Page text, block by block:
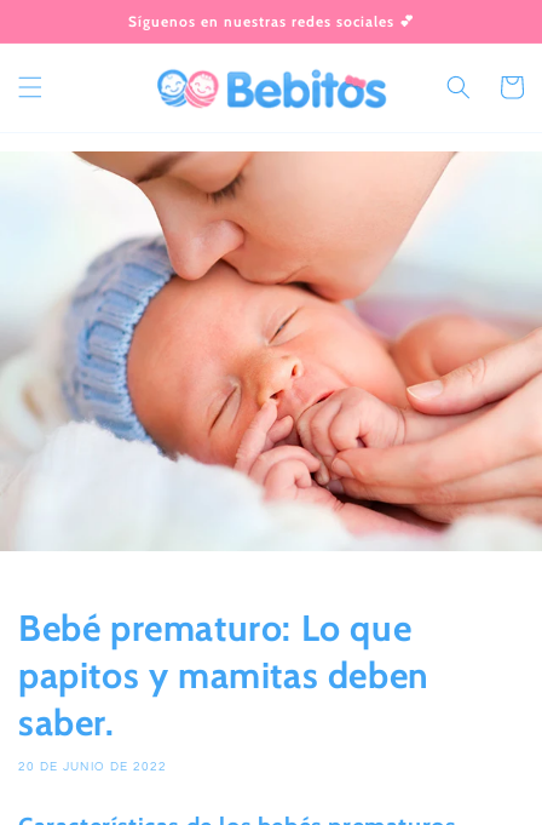
directamente
al contenido
Síguenos en nuestras redes sociales 💕
Carrito
Bebé prematuro: Lo que
papitos y mamitas deben
saber.
20 DE JUNIO DE 2022